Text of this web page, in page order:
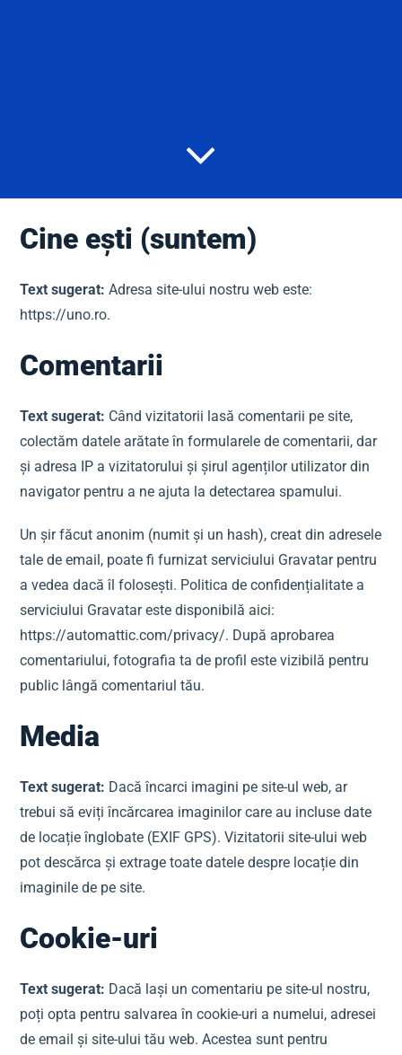
Cine ești (suntem)
Text sugerat:Adresa site-ului nostru web este:
https://uno.ro.
Comentarii
Text sugerat: Când vizitatorii lasă comentarii pe site,
colectăm datele arătate în formularele de comentarii, dar
și adresa IP a vizitatorului și șirul agenților utilizator din
navigator pentru a ne ajuta la detectarea spamului.
Un șir făcut anonim (numit și un hash), creat din adresele
tale de email, poate fi furnizat serviciului Gravatar pentru
a vedea dacă îl folosești. Politica de confidențialitate a
serviciului Gravatar este disponibilă aici:
https://automattic.com/privacy/. După aprobarea
comentariului, fotografia ta de profil este vizibilă pentru
public lângă comentariul tău.
Media
Text sugerat: Dacă încarci imagini pe site-ul web, ar
trebui să eviți încărcarea imaginilor care au incluse date
de locație înglobate (EXIF GPS). Vizitatorii site-ului web
pot descărca și extrage toate datele despre locație din
imaginile de pe site.
Cookie-uri
Text sugerat: Dacă lași un comentariu pe site-ul nostru,
poți opta pentru salvarea în cookie-uri a numelui, adresei
de email și site-ului tău web. Acestea sunt pentru